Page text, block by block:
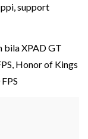
support
bila XPAD GT
Honor of Kings